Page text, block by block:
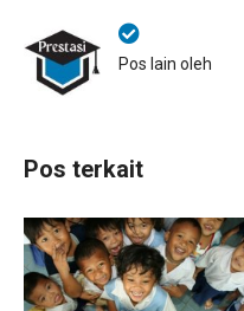
Pos lain oleh
Pos terkait